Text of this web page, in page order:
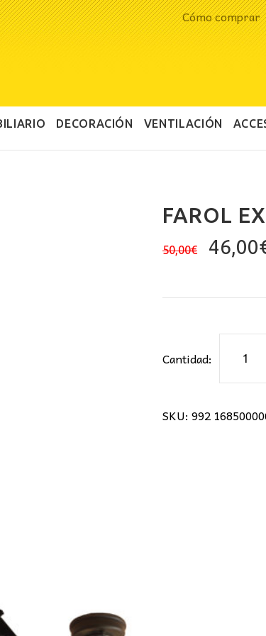
Cómo comprar
DECORACIÓN VENTILACIÓN
FAROL
50,00€
El
era:
46,00
Cantidad:
exterior
rústico
SKU: 992